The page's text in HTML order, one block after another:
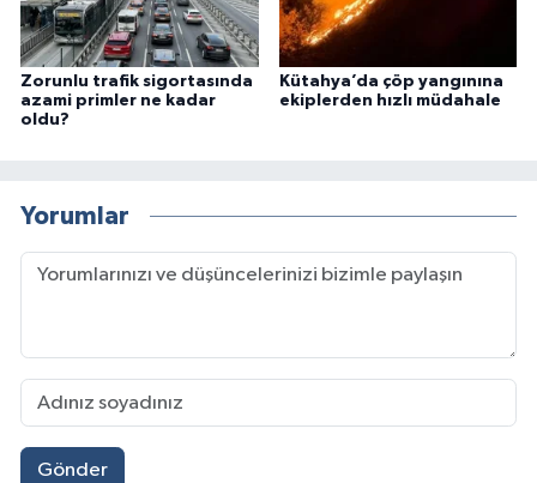
Zorunlu trafik sigortasında
azami primler ne kadar
oldu?
Kütahya’da çöp yangınına
ekiplerden hızlı müdahale
Yorumlar
Gönder